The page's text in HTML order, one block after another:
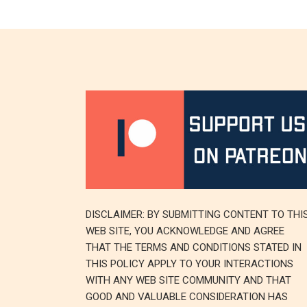
DISCLAIMER: BY SUBMITTING CONTENT TO
WEB SITE, YOU ACKNOWLEDGE AND AGREE
THAT THE TERMS AND CONDITIONS STATED IN
THIS POLICY APPLY TO YOUR INTERACTIONS
WITH ANY WEB SITE COMMUNITY AND THAT
GOOD AND VALUABLE CONSIDERATION HAS